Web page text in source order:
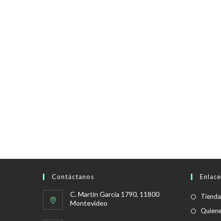
Contáctanos
C. Martín García 1790, 11800
Montevideo
Tienda